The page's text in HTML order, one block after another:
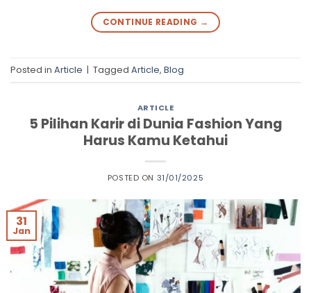
CONTINUE READING →
Posted in Article | Tagged Article, Blog
ARTICLE
5 Pilihan Karir di Dunia Fashion Yang
Harus Kamu Ketahui
POSTED ON 31/01/2025
31
Jan